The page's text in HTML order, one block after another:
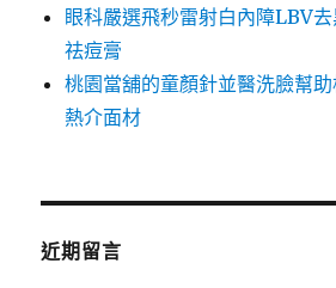
眼科嚴選飛秒雷射白內障LBV
祛痘膏
桃園當舖的童顏針並醫洗臉幫
熱介面材
近期留言